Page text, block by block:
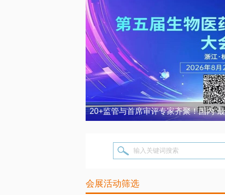
20+监管与首席审评专家齐聚！国内“
输入关键词搜索
会展活动筛选